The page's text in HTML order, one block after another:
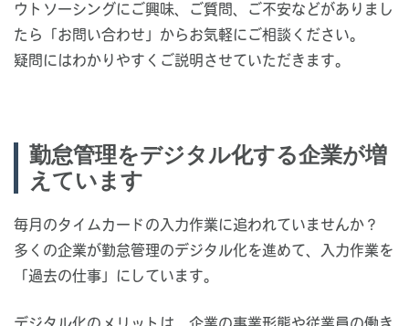
ウトソーシングにご興味、ご質問、ご不安などがありまし
たら「お問い合わせ」からお気軽にご相談ください。
疑問にはわかりやすくご説明させていただきます。
勤怠管理をデジタル化する企業が増
えています
毎月のタイムカードの入力作業に追われていませんか？
多くの企業が勤怠管理のデジタル化を進めて、入力作業を
「過去の仕事」にしています。
デジタル化のメリットは、企業の事業形態や従業員の働き